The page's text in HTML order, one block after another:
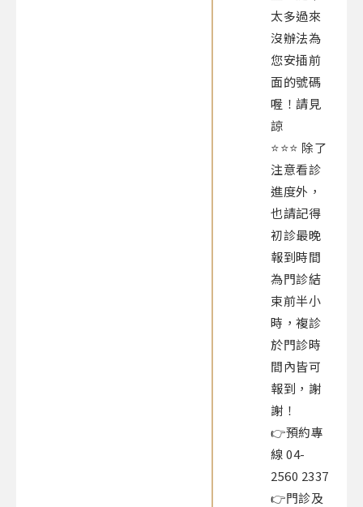
太多過來
沒辦法為
您安插前
面的號碼
喔！請見
諒
⭐️⭐️⭐️ 除了
注意看診
進度外，
也請記得
初診最晚
報到時間
為門診結
束前半小
時，複診
於門診時
間內皆可
報到，謝
謝！​
👉預約專
線 04-
2560 2337
👉門診及